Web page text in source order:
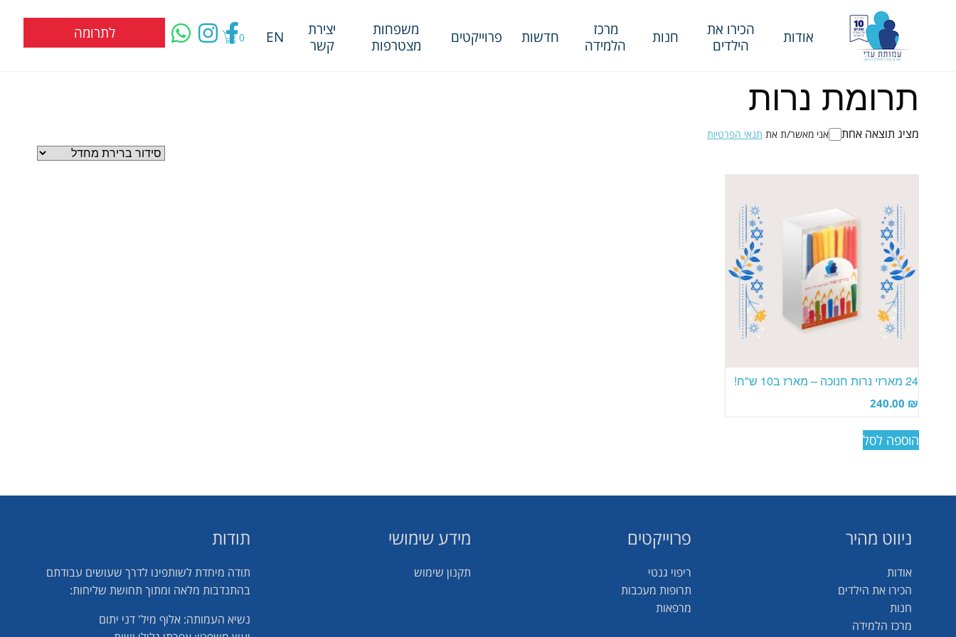
אודות
הכירו את
הילדים
חנות
מרכז
הלמידה
חדשות פרוייקטים
משפחות
מצטרפות
יצירת
קשר
EN
0 לתרומה
תרומת נרות
מציג תוצאה אחת אני מאשר/ת את תנאי הפרטיות
24 מארזי נרות חנוכה – מארז ב10 ש"ח!
240.00 ₪
הוספה לסל
ניווט מהיר
אודות
הכירו את הילדים
חנות
מרכז הלמידה
פרוייקטים
ריפוי גנטי
תרופות מעכבות
מרפאות
מידע שימושי
תקנון שימוש
תודות
תודה מיחדת לשותפינו לדרך שעושים עבודתם
בהתנדבות מלאה ומתוך תחושת שליחות:
נשיא העמותה: אלוף מיל' דני יתום